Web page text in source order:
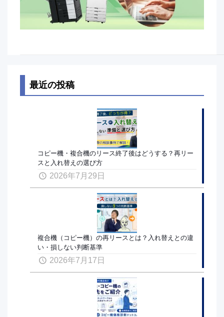
最近の投稿
コピー機・複合機のリース終了後はどうする？再リー
スと入れ替えの選び方
2026年7月29日
複合機（コピー機）の再リースとは？入れ替えとの違
い・損しない判断基準
2026年7月17日